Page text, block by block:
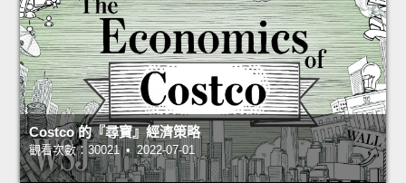
Costco 的『尋寶』經濟策略
觀看次數：30021 • 2022-07-01